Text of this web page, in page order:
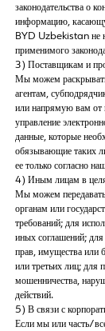
законодательства о
информацию,
BYD Uzbekistan не
применимого
3) Поставщикам и
Мы можем
агентам,
или напрямую вам от
управление
данные, которые
обязывающие таких
ее только согласно
4) Иным лицам в
Мы можем
органам или
требований; для
иных соглашений;
прав, имущества или
или третьих лиц; для
мошенничества,
действий.
5) В связи с
Если мы или часть/